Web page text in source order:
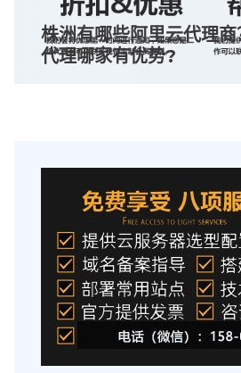
株洲有哪些阿里云代理
代理哪家有优势?